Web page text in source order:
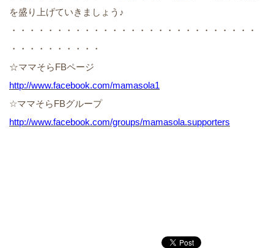
を盛り上げていきましょう♪
・・・・・・・・・・・・・・・・・・・・・・・・・・・
・・・・・・・・・・
☆ママそらFBページ
http://www.facebook.com/mamasola1
☆ママそらFBグループ
http://www.facebook.com/groups/mamasola.supporters